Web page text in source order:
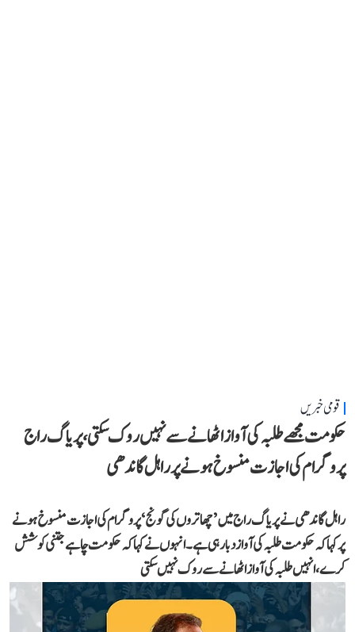
قومی خبریں
حکومت مجھے طلبہ کی آواز اٹھانے سے نہیں روک سکتی، پریاگ راج
پروگرام کی اجازت منسوخ ہونے پر راہل گاندھی
راہل گاندھی نے پریاگ راج میں ’چھاتروں کی گونج‘ پروگرام کی اجازت منسوخ ہونے
پر کہا کہ حکومت طلبہ کی آواز دبا رہی ہے۔ انہوں نے کہا کہ حکومت چاہے جتنی کوشش
کرے، انہیں طلبہ کی آواز اٹھانے سے روک نہیں سکتی